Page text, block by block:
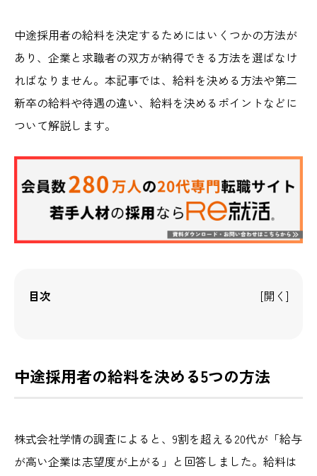
中途採用者の給料を決定するためにはいくつかの方法が
あり、企業と求職者の双方が納得できる方法を選ばなけ
ればなりません。本記事では、給料を決める方法や第二
新卒の給料や待遇の違い、給料を決めるポイントなどに
ついて解説します。
目次
中途採用者の給料を決める5つの方法
株式会社学情の調査によると、9割を超える20代が「給与
が高い企業は志望度が上がる」と回答しました。給料は